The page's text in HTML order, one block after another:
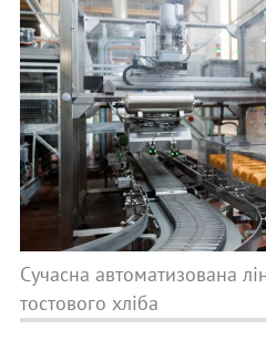
Сучасна автоматизована
тостового хліба